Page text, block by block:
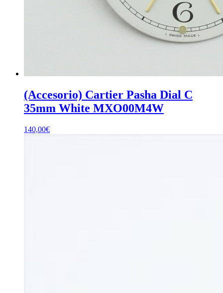
(Accesorio) Cartier Pasha Dial C
35mm White MXO00M4W
140,00€